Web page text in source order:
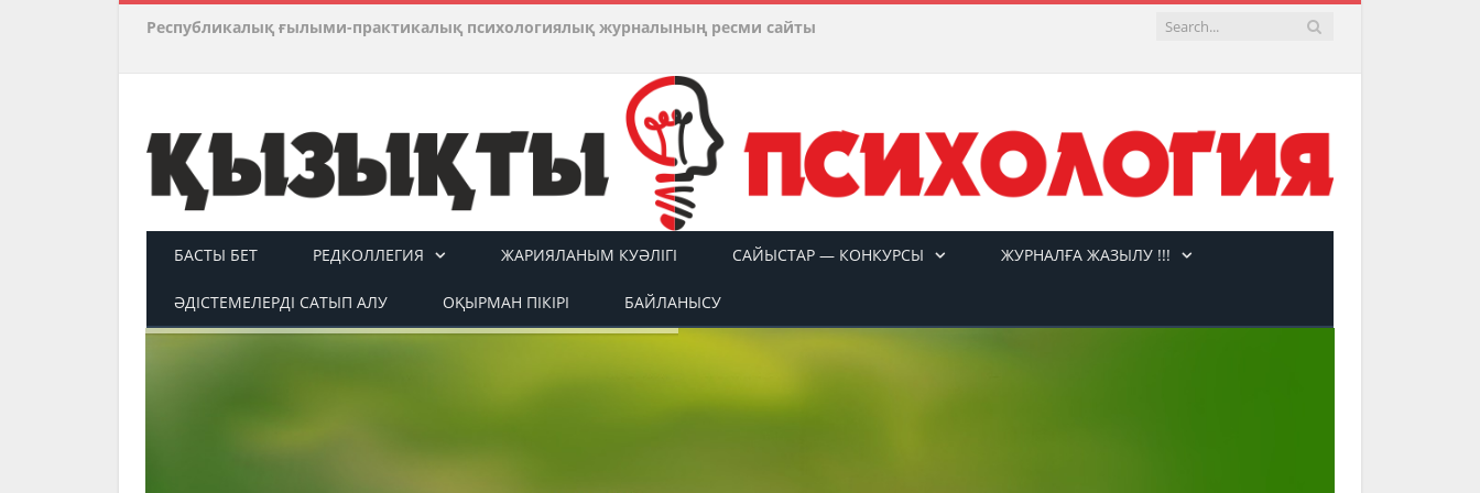
Республикалық ғылыми-практикалық психологиялық журналының ресми сайты
БАСТЫ БЕТ РЕДКОЛЛЕГИЯ ЖАРИЯЛАНЫМ КУӘЛІГІ САЙЫСТАР — КОНКУРСЫ ЖУРНАЛҒА ЖАЗЫЛУ !!!
ӘДІСТЕМЕЛЕРДІ САТЫП АЛУ ОҚЫРМАН ПІКІРІ БАЙЛАНЫСУ